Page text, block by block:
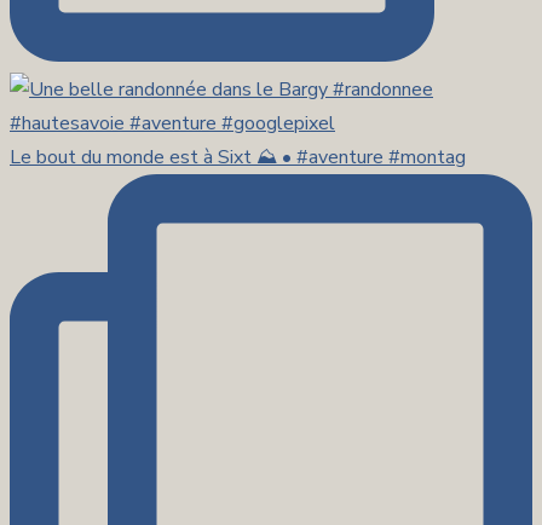
Le bout du monde est à Sixt ⛰️ • #aventure #montag